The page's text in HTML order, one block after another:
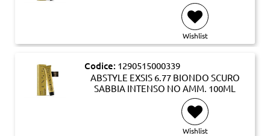
Wishlist
Codice: 1290515000339
ABSTYLE EXSIS 6.77 BIONDO SCURO
SABBIA INTENSO NO AMM. 100ML
Wishlist